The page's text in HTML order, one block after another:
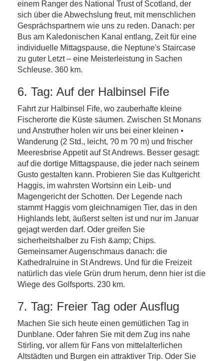
einem Ranger des National Trust of Scotland, der
sich über die Abwechslung freut, mit menschlichen
Gesprächspartnern wie uns zu reden. Danach: per
Bus am Kaledonischen Kanal entlang, Zeit für eine
individuelle Mittagspause, die Neptune's Staircase
zu guter Letzt – eine Meisterleistung in Sachen
Schleuse. 360 km.
6. Tag: Auf der Halbinsel Fife
Fahrt zur Halbinsel Fife, wo zauberhafte kleine
Fischerorte die Küste säumen. Zwischen St Monans
und Anstruther holen wir uns bei einer kleinen •
Wanderung (2 Std., leicht, ?0 m ?0 m) und frischer
Meeresbrise Appetit auf St Andrews. Besser gesagt:
auf die dortige Mittagspause, die jeder nach seinem
Gusto gestalten kann. Probieren Sie das Kultgericht
Haggis, im wahrsten Wortsinn ein Leib- und
Magengericht der Schotten. Der Legende nach
stammt Haggis vom gleichnamigen Tier, das in den
Highlands lebt, äußerst selten ist und nur im Januar
gejagt werden darf. Oder greifen Sie
sicherheitshalber zu Fish &amp; Chips.
Gemeinsamer Augenschmaus danach: die
Kathedralruine in St Andrews. Und für die Freizeit
natürlich das viele Grün drum herum, denn hier ist die
Wiege des Golfsports. 230 km.
7. Tag: Freier Tag oder Ausflug
Machen Sie sich heute einen gemütlichen Tag in
Dunblane. Oder fahren Sie mit dem Zug ins nahe
Stirling, vor allem für Fans von mittelalterlichen
Altstädten und Burgen ein attraktiver Trip. Oder Sie